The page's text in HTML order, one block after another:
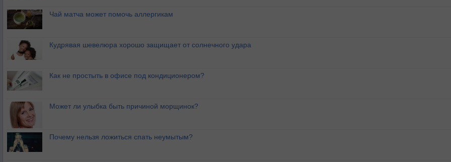
Чай матча может помочь аллергикам
Кудрявая шевелюра хорошо защищает от солнечного удара
Как не простыть в офисе под кондиционером?
Может ли улыбка быть причиной морщинок?
Почему нельзя ложиться спать неумытым?